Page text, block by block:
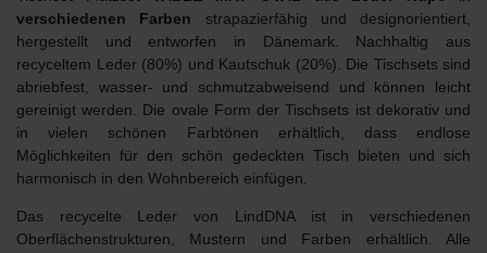
verschiedenen Farben strapazierfähig und designorientiert,
hergestellt und entworfen in Dänemark. Nachhaltig aus
recyceltem Leder (80%) und Kautschuk (20%). Die Tischsets sind
abriebfest, wasser- und schmutzabweisend und können leicht
gereinigt werden. Die ovale Form der Tischsets ist dekorativ und
in vielen schönen Farbtönen erhältlich, dass endlose
Möglichkeiten für den schön gedeckten Tisch bieten und sich
harmonisch in den Wohnbereich einfügen.
Das recycelte Leder von LindDNA ist in verschiedenen
Oberflächenstrukturen, Mustern und Farben erhältlich. Alle